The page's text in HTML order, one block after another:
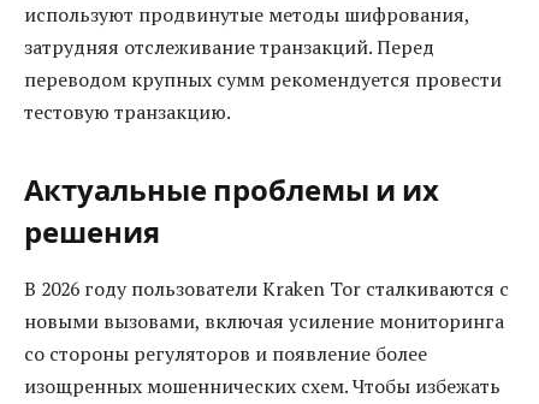
используют продвинутые методы шифрования,
затрудняя отслеживание транзакций. Перед
переводом крупных сумм рекомендуется провести
тестовую транзакцию.
Актуальные проблемы и их
решения
В 2026 году пользователи Kraken Tor сталкиваются с
новыми вызовами, включая усиление мониторинга
со стороны регуляторов и появление более
изощренных мошеннических схем. Чтобы избежать